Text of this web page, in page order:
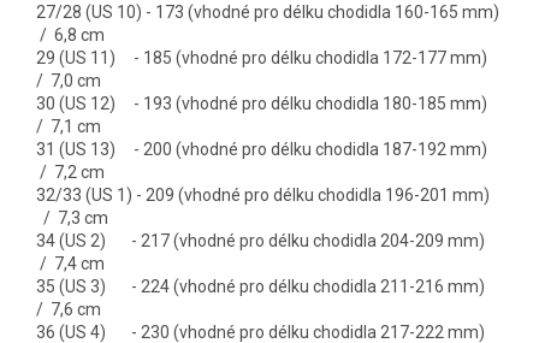
27/28 (US 10) - 173 (vhodné pro délku chodidla 160-165 mm)
/ 6,8 cm
29 (US 11) - 185 (vhodné pro délku chodidla 172-177 mm)
/ 7,0 cm
30 (US 12) - 193 (vhodné pro délku chodidla 180-185 mm)
/ 7,1 cm
31 (US 13) - 200 (vhodné pro délku chodidla 187-192 mm)
/ 7,2 cm
32/33 (US 1) - 209 (vhodné pro délku chodidla 196-201 mm)
/ 7,3 cm
34 (US 2) - 217 (vhodné pro délku chodidla 204-209 mm)
/ 7,4 cm
35 (US 3) - 224 (vhodné pro délku chodidla 211-216 mm)
/ 7,6 cm
36 (US 4) - 230 (vhodné pro délku chodidla 217-222 mm)